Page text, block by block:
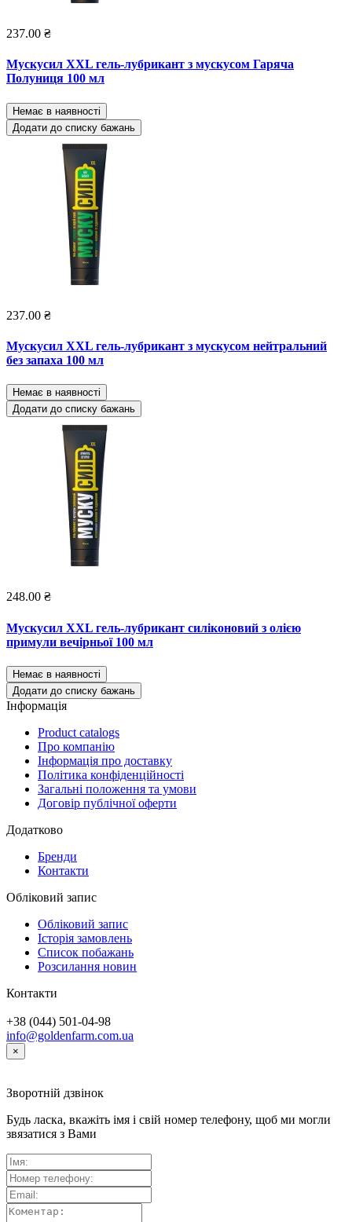
237.00 ₴
Мускусил XXL гель-лубрикант з мускусом Гаряча
Полуниця 100 мл
Немає в наявності
Додати до списку бажань
237.00 ₴
Мускусил XXL гель-лубрикант з мускусом нейтральний
без запаха 100 мл
Немає в наявності
Додати до списку бажань
248.00 ₴
Мускусил XXL гель-лубрикант силіконовий з олією
примули вечірньої 100 мл
Немає в наявності
Додати до списку бажань
Інформація
Product catalogs
Про компанію
Інформація про доставку
Політика конфіденційності
Загальні положення та умови
Договір публічної оферти
Додатково
Бренди
Контакти
Обліковий запис
Обліковий запис
Історія замовлень
Список побажань
Розсилання новин
Контакти
+38 (044) 501-04-98
info@goldenfarm.com.ua
×
Зворотній дзвінок
Будь ласка, вкажіть імя і свій номер телефону, щоб ми могли
звязатися з Вами